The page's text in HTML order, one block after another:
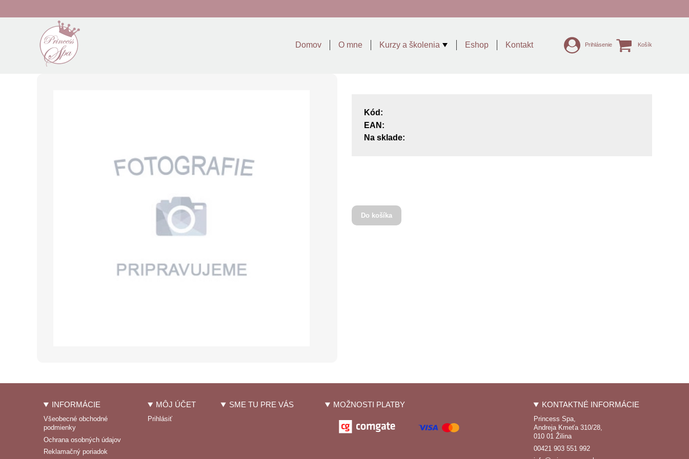
Domov O mne Kurzy a školenia Eshop Kontakt Prihlásenie Košík
Kód:
EAN:
Na sklade:
Do košíka
INFORMÁCIE
Všeobecné obchodné
podmienky
Ochrana osobných údajov
Reklamačný poriadok
MÔJ ÚČET
Prihlásiť
SME TU PRE VÁS MOŽNOSTI PLATBY KONTAKTNÉ INFORMÁCIE
Princess Spa,
Andreja Kmeťa 310/28,
010 01 Žilina
00421 903 551 992